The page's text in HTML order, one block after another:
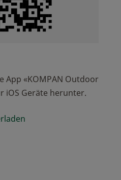
App «KOMPAN Outdoor
iOS Geräte herunter.